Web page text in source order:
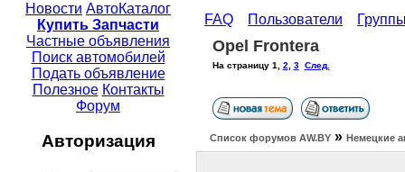
Новости АвтоКаталог
Купить Запчасти
Частные объявления
Поиск автомобилей
Подать объявление
Полезное Контакты
Форум
Авторизация
FAQ Пользователи
Opel Frontera
На страницу 1 2 3 След.
Список форумов АW.BY » Немецкие